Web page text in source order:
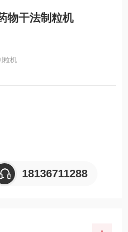
物干法制粒机
粒机
设备，广泛适用于制药、化工、食
，在各个行业中广泛涉及到各种活
湿热敏感药物更是*的制粒设备。
18136711288